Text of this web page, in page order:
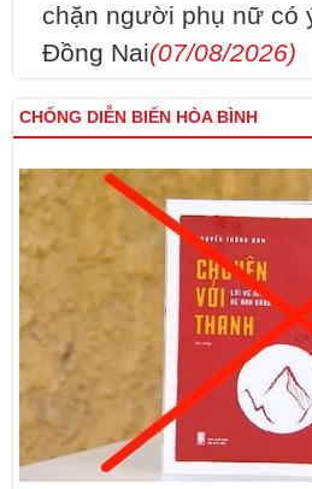
chặn người phụ nữ có
Đồng Nai(07/08/2026)
CHỐNG DIỄN BIẾN HÒA BÌNH